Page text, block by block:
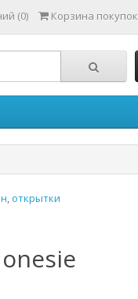
(0) Корзина покупок
,открытки